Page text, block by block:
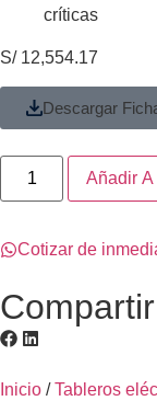
críticas
S/12,554.17
Descargar
Añadir
Cotizar de
Inicio /Tableros